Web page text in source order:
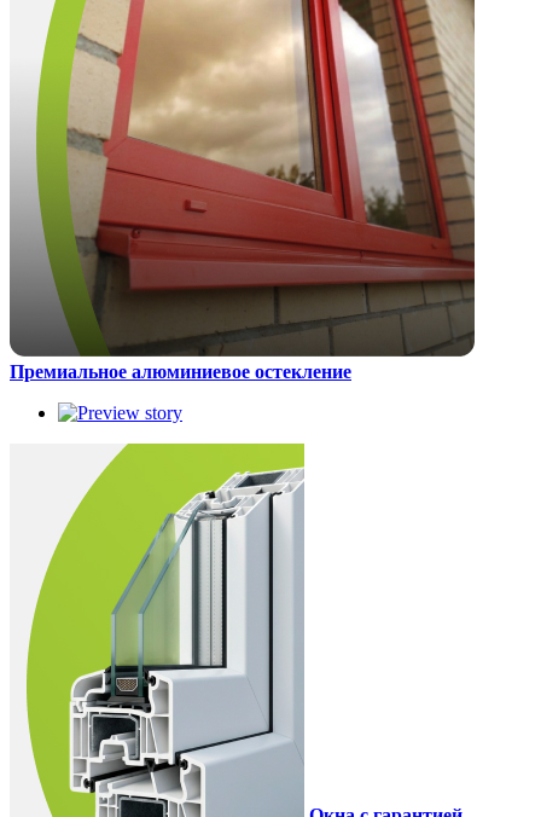
Премиальное алюминиевое остекление